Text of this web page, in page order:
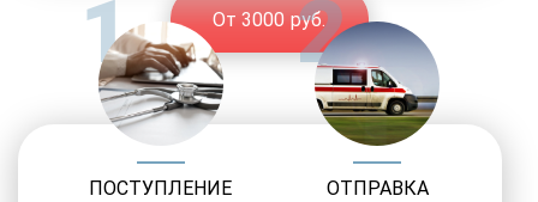
От 3000 руб.
1
ПОСТУПЛЕНИЕ
2
ОТПРАВКА